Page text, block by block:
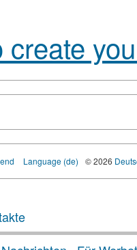
create
Language (de) © 2026